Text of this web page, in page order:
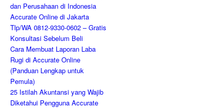
dan Perusahaan di Indonesia
Accurate Online di Jakarta
Tlp/WA 0812-9330-0602 – Gratis
Konsultasi Sebelum Beli
Cara Membuat Laporan Laba
Rugi di Accurate Online
(Panduan Lengkap untuk
Pemula)
25 Istilah Akuntansi yang Wajib
Diketahui Pengguna Accurate